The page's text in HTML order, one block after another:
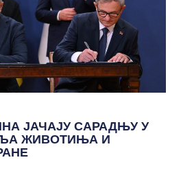
ЈАЧАЈУ САРАДЊУ У
ЖИВОТИЊА И